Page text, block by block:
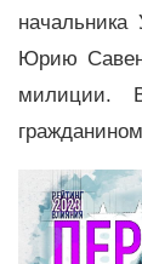
Юрию
милиции.